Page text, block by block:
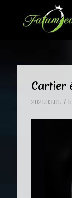
Cartier
2021.03.01. /